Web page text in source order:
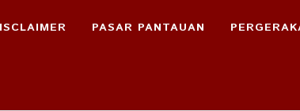
PASAR PANTAUAN